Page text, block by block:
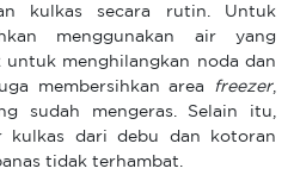
kulkas secara rutin. Untuk
menggunakan air yang
menghilangkan noda dan
membersihkan area freezer,
sudah mengeras. Selain itu,
kulkas dari debu dan kotoran
tidak terhambat.